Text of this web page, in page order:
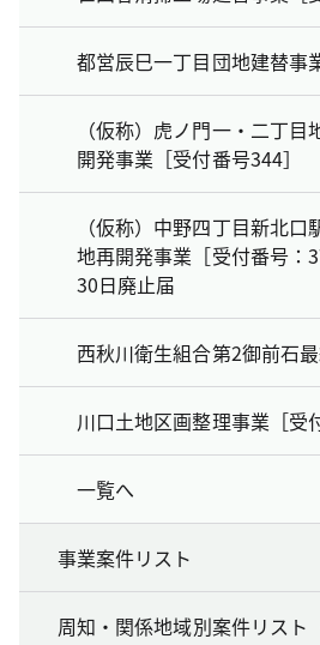
都営辰巳一丁目団地建替事
（仮称）虎ノ門一・二丁
開発事業［受付番号344］
（仮称）中野四丁目新北
地再開発事業［受付番号
30日廃止届
西秋川衛生組合第2御前石
川口土地区画整理事業［受
一覧へ
事業案件リスト
周知・関係地域別案件リスト